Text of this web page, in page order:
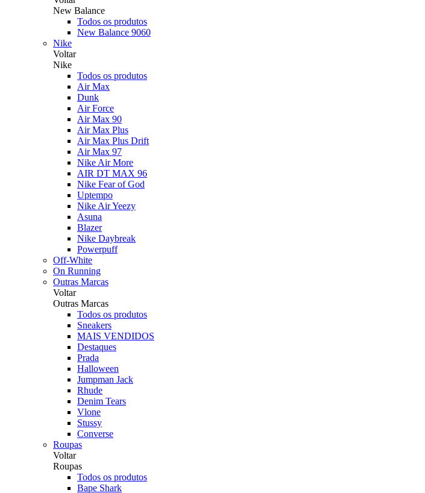
New Balance
Todos os produtos
New Balance 9060
Nike
Voltar
Nike
Todos os produtos
Air Max
Dunk
Air Force
Air Max 90
Air Max Plus
Air Max Plus Drift
Air Max 97
Nike Air More
AIR DT MAX 96
Nike Fear of God
Uptempo
Nike Air Yeezy
Asuna
Blazer
Nike Daybreak
Powerpuff
Off-White
On Running
Outras Marcas
Voltar
Outras Marcas
Todos os produtos
Sneakers
MAIS VENDIDOS
Destaques
Prada
Halloween
Jumpman Jack
Rhude
Denim Tears
Vlone
Stussy
Converse
Roupas
Voltar
Roupas
Todos os produtos
Bape Shark